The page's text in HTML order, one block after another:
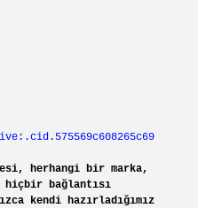
herhangi bir marka,
bağlantısı
kendi hazırladığımız